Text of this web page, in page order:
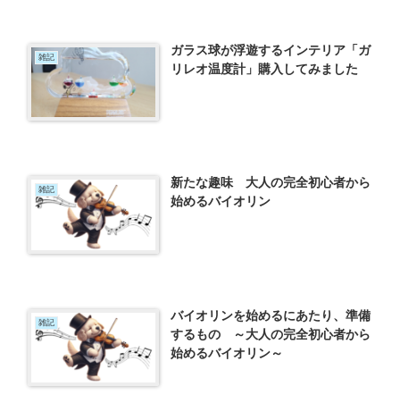
雑記
ガラス球が浮遊するインテリア「ガ
リレオ温度計」購入してみました
雑記
新たな趣味 大人の完全初心者から
始めるバイオリン
雑記
バイオリンを始めるにあたり、準備
するもの ～大人の完全初心者から
始めるバイオリン～